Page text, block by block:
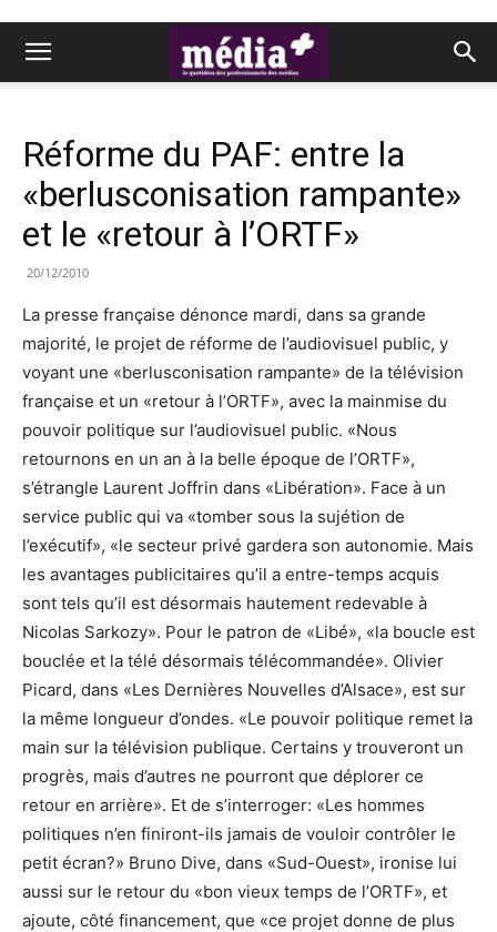
Réforme du PAF: entre la
«berlusconisation rampante»
et le «retour à l’ORTF»
20/12/2010
La presse française dénonce mardi, dans sa grande
majorité, le projet de réforme de l’audiovisuel public, y
voyant une «berlusconisation rampante» de la télévision
française et un «retour à l’ORTF», avec la mainmise du
pouvoir politique sur l’audiovisuel public. «Nous
retournons en un an à la belle époque de l’ORTF»,
s’étrangle Laurent Joffrin dans «Libération». Face à un
service public qui va «tomber sous la sujétion de
l’exécutif», «le secteur privé gardera son autonomie. Mais
les avantages publicitaires qu’il a entre-temps acquis
sont tels qu’il est désormais hautement redevable à
Nicolas Sarkozy». Pour le patron de «Libé», «la boucle est
bouclée et la télé désormais télécommandée». Olivier
Picard, dans «Les Dernières Nouvelles d’Alsace», est sur
la même longueur d’ondes. «Le pouvoir politique remet la
main sur la télévision publique. Certains y trouveront un
progrès, mais d’autres ne pourront que déplorer ce
retour en arrière». Et de s’interroger: «Les hommes
politiques n’en finiront-ils jamais de vouloir contrôler le
petit écran?» Bruno Dive, dans «Sud-Ouest», ironise lui
aussi sur le retour du «bon vieux temps de l’ORTF», et
ajoute, côté financement, que «ce projet donne de plus